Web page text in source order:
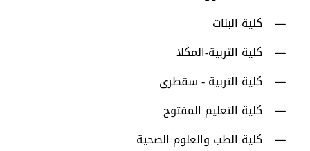
كلية البنات
كلية التربية-المكلا
كلية التربية - سقطرى
كلية التعليم المفتوح
كلية الطب والعلوم الصحية